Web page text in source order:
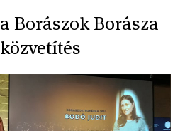
Borászok Borásza